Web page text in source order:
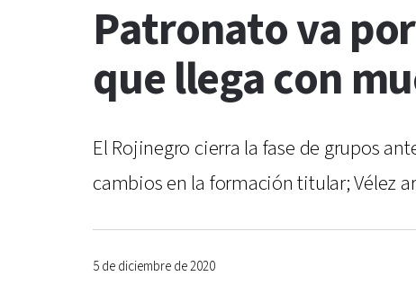
Patronato va
que llega con
El Rojinegro cierra la fase de grupos
cambios en la formación titular; Vélez
5 de diciembre de 2020